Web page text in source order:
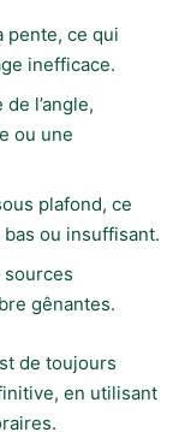
pente, ce qui
inefficace.
l’angle,
ou une
plafond, ce
ou insuffisant.
sources
gênantes.
de toujours
en utilisant